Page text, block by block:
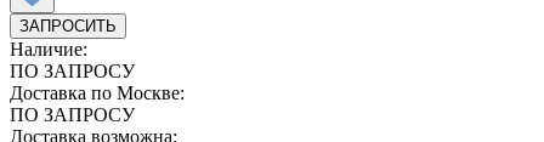
ЗАПРОСИТЬ
Наличие:
ПО ЗАПРОСУ
Доставка по Москве:
ПО ЗАПРОСУ
Доставка возможна: